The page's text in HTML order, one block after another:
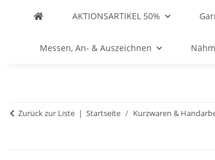
AKTIONSARTIKEL 50%
Messen, An- & Auszeichnen
Zurück zur Liste Startseite Kurzwaren &